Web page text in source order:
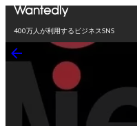
400万人が利用するビジネスSNS